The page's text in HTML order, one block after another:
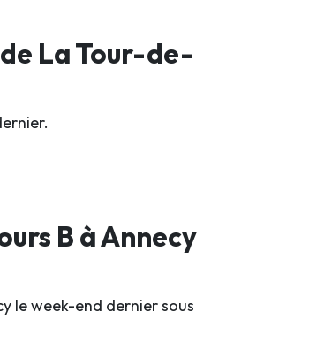
La Tour-de-
B à Annecy
le week-end dernier sous